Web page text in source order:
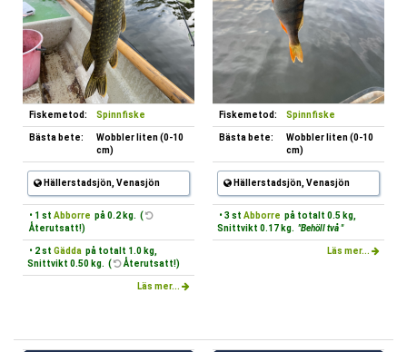
Fiskemetod: Spinnfiske
Bästa bete:
Wobbler liten (0-10
cm)
Hällerstadsjön, Venasjön
• 1 st Abborre på 0.2 kg. (
Återutsatt!)
• 2 st Gädda på totalt 1.0 kg,
Snittvikt 0.50 kg. (
Återutsatt!)
Läs mer...
Fiskemetod: Spinnfiske
Bästa bete:
Wobbler liten (0-10
cm)
Hällerstadsjön, Venasjön
• 3 st Abborre på totalt 0.5 kg,
Snittvikt 0.17 kg. "Behöll två "
Läs mer...